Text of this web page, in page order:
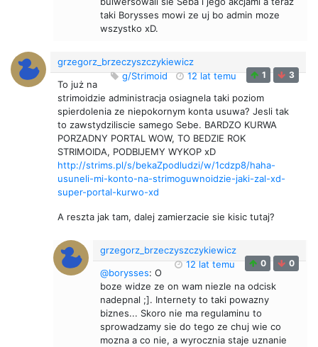
taki Borysses mowi ze uj bo admin moze
wszystko xD.
grzegorz_brzeczyszczykiewicz
g/Strimoid
12 lat temu 1 3
To już na
strimoidzie administracja osiagnela taki poziom
spierdolenia ze niepokornym konta usuwa? Jesli tak
to zawstydziliscie samego Sebe. BARDZO KURWA
PORZADNY PORTAL WOW, TO BEDZIE ROK
STRIMOIDA, PODBIJEMY WYKOP xD
http://strims.pl/s/bekaZpodludzi/w/1cdzp8/haha-
usuneli-mi-konto-na-strimoguwnoidzie-jaki-zal-xd-
super-portal-kurwo-xd
A reszta jak tam, dalej zamierzacie sie kisic tutaj?
grzegorz_brzeczyszczykiewicz
12 lat temu
0 0
@borysses: O
boze widze ze on wam niezle na odcisk
nadepnal ;]. Internety to taki powazny
biznes... Skoro nie ma regulaminu to
sprowadzamy sie do tego ze chuj wie co
mozna a co nie, a wyrocznia staje uznanie